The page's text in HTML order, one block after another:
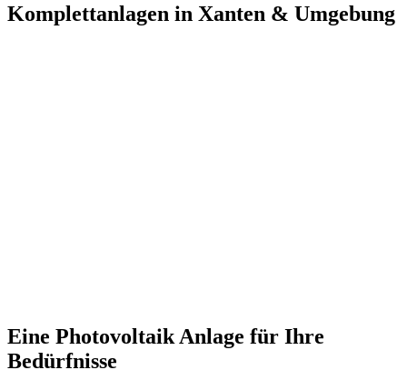
Komplettanlagen in Xanten & Umgebung
Eine Photovoltaik Anlage für Ihre
Bedürfnisse